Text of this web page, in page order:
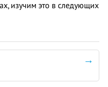
изучим это в следующих